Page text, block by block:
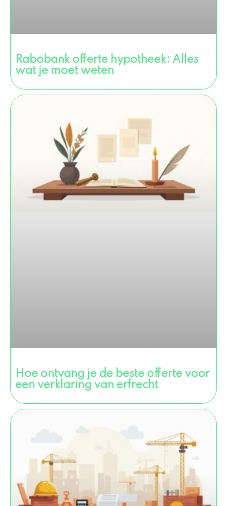
Rabobank offerte hypotheek: Alles
wat je moet weten
Hoe ontvang je de beste offerte voor
een verklaring van erfrecht